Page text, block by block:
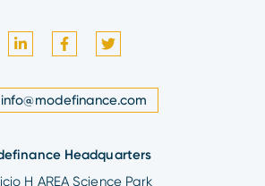
info@modefinance.com
Headquarters
H AREA Science Park